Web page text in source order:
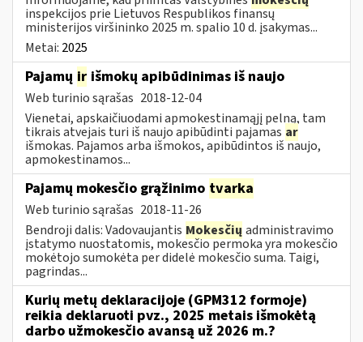
inspekcijos prie Lietuvos Respublikos finansų
ministerijos viršininko 2025 m. spalio 10 d. įsakymas...
Metai: 2025
Pajamų ir išmokų apibūdinimas iš naujo
Web turinio sąrašas 2018-12-04
Vienetai, apskaičiuodami apmokestinamąjį pelną, tam
tikrais atvejais turi iš naujo apibūdinti pajamas ar
išmokas. Pajamos arba išmokos, apibūdintos iš naujo,
apmokestinamos...
Pajamų mokesčio grąžinimo tvarka
Web turinio sąrašas 2018-11-26
Bendroji dalis: Vadovaujantis Mokesčių administravimo
įstatymo nuostatomis, mokesčio permoka yra mokesčio
mokėtojo sumokėta per didelė mokesčio suma. Taigi,
pagrindas...
Kurių metų deklaracijoje (GPM312 formoje)
reikia deklaruoti pvz., 2025 metais išmokėtą
darbo užmokesčio avansą už 2026 m.?